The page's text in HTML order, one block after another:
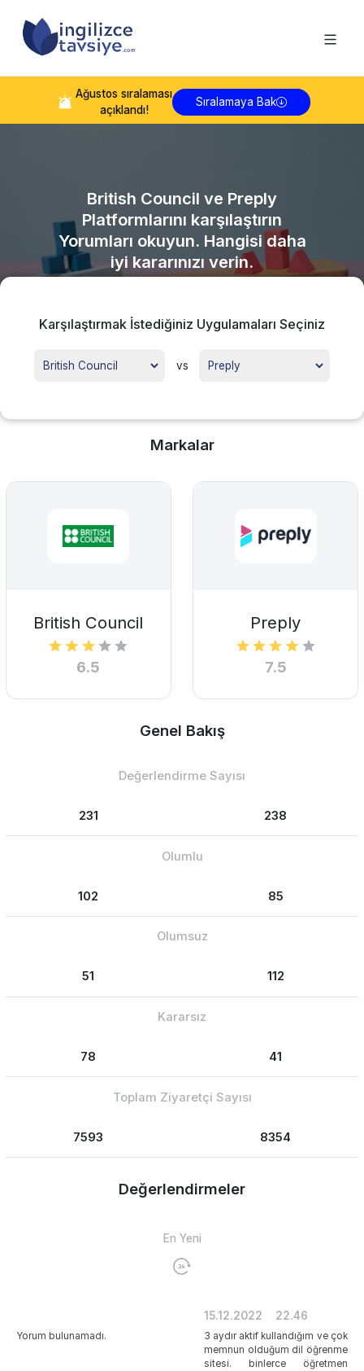
Ağustos sıralaması
açıklandı!
Sıralamaya Bak
British Council ve Preply
Platformlarını karşılaştırın
Yorumları okuyun. Hangisi daha
iyi kararınızı verin.
Karşılaştırmak İstediğiniz Uygulamaları Seçiniz
vs
Markalar
British Council
6.5
Preply
7.5
Genel Bakış
Değerlendirme Sayısı
231 238
Olumlu
102 85
Olumsuz
51 112
Kararsız
78 41
Toplam Ziyaretçi Sayısı
7593 8354
Değerlendirmeler
En Yeni
Yorum bulunamadı.
15.12.2022 22.46
3 aydır aktif kullandığım ve çok
memnun olduğum dil öğrenme
sitesi. binlerce öğretmen